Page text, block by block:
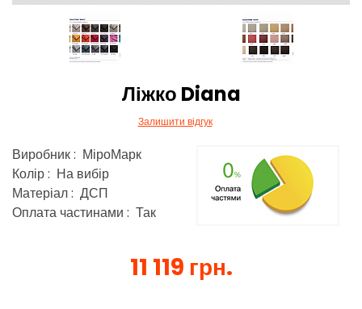
Ліжко Diana
Залишити відгук
Виробник : МіроМарк
Колір : На вибір
Матеріал : ДСП
Оплата частинами : Так
11 119 грн.